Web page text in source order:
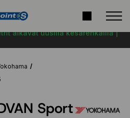
alkavat uusilla kesärenkailla |
Sport